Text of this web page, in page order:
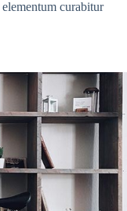
curabitur